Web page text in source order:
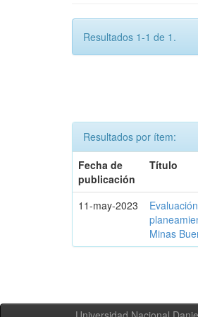
Resultados 1-1 de 1.
Resultados por ítem:
Fecha de
publicación
Título
11-may-2023
Minas